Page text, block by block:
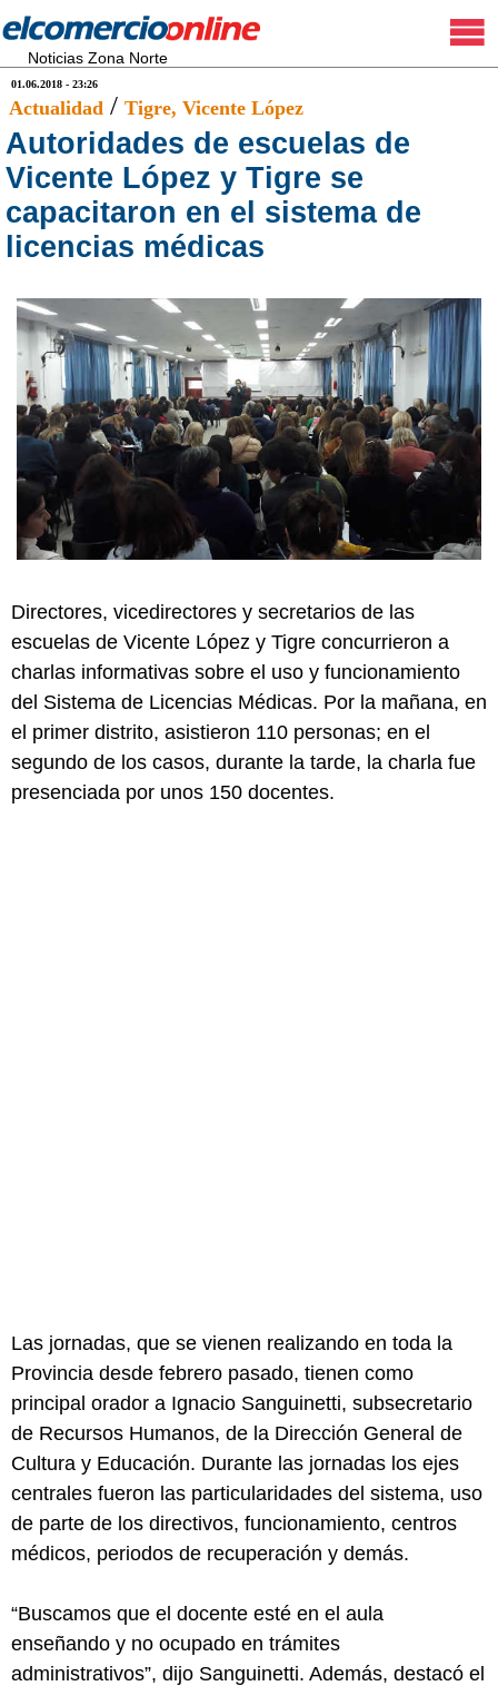
Noticias Zona Norte
01.06.2018 - 23:26
Actualidad / Tigre, Vicente López
Autoridades de escuelas de
Vicente López y Tigre se
capacitaron en el sistema de
licencias médicas
Directores, vicedirectores y secretarios de las
escuelas de Vicente López y Tigre concurrieron a
charlas informativas sobre el uso y funcionamiento
del Sistema de Licencias Médicas. Por la mañana, en
el primer distrito, asistieron 110 personas; en el
segundo de los casos, durante la tarde, la charla fue
presenciada por unos 150 docentes.
Las jornadas, que se vienen realizando en toda la
Provincia desde febrero pasado, tienen como
principal orador a Ignacio Sanguinetti, subsecretario
de Recursos Humanos, de la Dirección General de
Cultura y Educación. Durante las jornadas los ejes
centrales fueron las particularidades del sistema, uso
de parte de los directivos, funcionamiento, centros
médicos, periodos de recuperación y demás.
“Buscamos que el docente esté en el aula
enseñando y no ocupado en trámites
administrativos”, dijo Sanguinetti. Además, destacó el